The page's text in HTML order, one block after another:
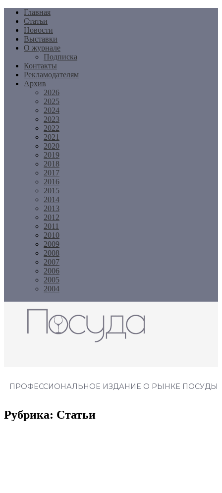
Перейти
содержимому
Главная
Статьи
Новости
Выставки
О журнале
Подписка
Контакты
Рекламодателям
Архив
2026
2025
2024
2023
2022
2021
2020
2019
2018
2017
2016
2015
2014
2013
2012
2011
2010
2009
2008
2007
2006
2005
2004
ПРОФЕССИОНАЛЬНОЕ ИЗДАНИЕ О РЫНКЕ ПОСУДЫ
Рубрика: Статьи